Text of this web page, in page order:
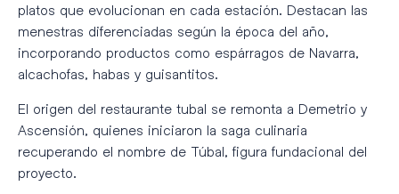
platos que evolucionan en cada estación. Destacan las
menestras diferenciadas según la época del año,
incorporando productos como espárragos de Navarra,
alcachofas, habas y guisantitos.
El origen del restaurante tubal se remonta a Demetrio y
Ascensión, quienes iniciaron la saga culinaria
recuperando el nombre de Túbal, figura fundacional del
proyecto.